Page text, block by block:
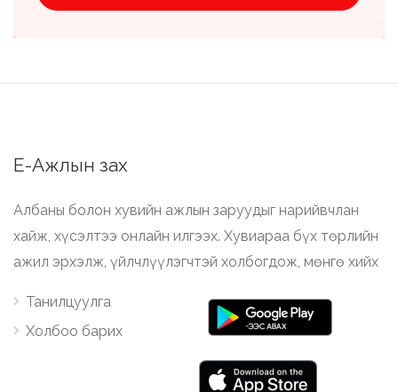
Е-Ажлын зах
Албаны болон хувийн ажлын заруудыг нарийвчлан
хайж, хүсэлтээ онлайн илгээх. Хувиараа бүх төрлийн
ажил эрхэлж, үйлчлүүлэгчтэй холбогдож, мөнгө хийх
Танилцуулга
Холбоо барих